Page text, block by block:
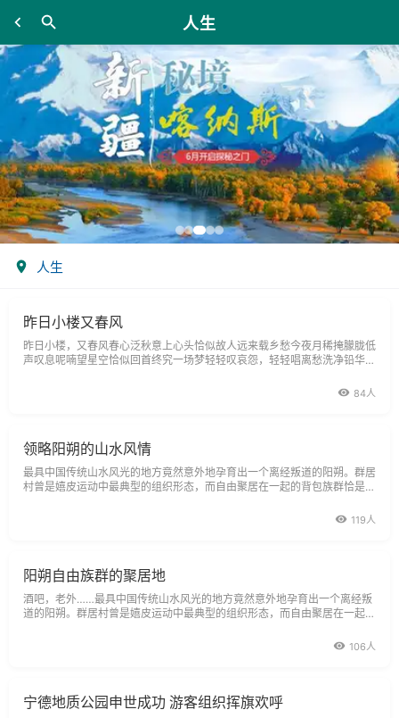
人生
人生
昨日小楼又春风
昨日小楼，又春风春心泛秋意上心头恰似故人远来载乡愁今夜月稀掩朦胧低
声叹息呢喃望星空恰似回首终究一场梦轻轻叹哀怨，轻轻唱离愁洗净铅华终
84人
领略阳朔的山水风情
最具中国传统山水风光的地方竟然意外地孕育出一个离经叛道的阳朔。群居
村曾是嬉皮运动中最典型的组织形态，而自由聚居在一起的背包族群恰是如
己的族群，你便成功迈出了嬉皮人生的第一步。阳朔的嬉皮游客大多是外籍
119人
阳朔自由族群的聚居地
酒吧，老外……最具中国传统山水风光的地方竟然意外地孕育出一个离经叛
道的阳朔。群居村曾是嬉皮运动中最典型的组织形态，而自由聚居在一起的
阳朔找到属于自己的族群，你便成功迈出了嬉皮人生的第一步。阳朔的嬉皮
106人
宁德地质公园申世成功 游客组织挥旗欢呼